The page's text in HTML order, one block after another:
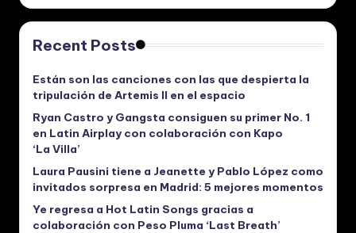
Recent Posts
Están son las canciones con las que despierta la
tripulación de Artemis II en el espacio
Ryan Castro y Gangsta consiguen su primer No. 1
en Latin Airplay con colaboración con Kapo
‘La Villa’
Laura Pausini tiene a Jeanette y Pablo López como
invitados sorpresa en Madrid: 5 mejores momentos
Ye regresa a Hot Latin Songs gracias a
colaboración con Peso Pluma ‘Last Breath’